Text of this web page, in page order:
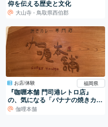
仰を伝える歴史と文化
大山寺 - 鳥取県西伯郡
お店/体験 福岡県
『咖喱本舗 門司港レトロ店』
の、気になる「バナナの焼きカレ
ー」伽哩本舗